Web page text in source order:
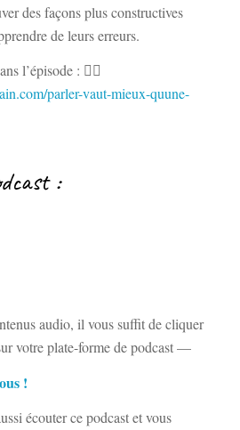
des façons plus constructives
de leurs erreurs.
l’épisode : 👉🏻
parler-vaut-mieux-quune-
:
audio, il vous suffit de cliquer
votre plate-forme de podcast —
!
écouter ce podcast et vous